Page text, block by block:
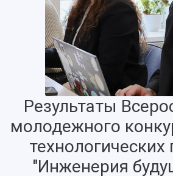
Результаты
молодежного
технологических
"Инженерия